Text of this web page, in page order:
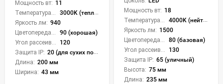
Мощность вт: 11
3000K (теплый)
Яркость лм: 940
90 (хорошая)
120
Защита IP: 20 (для сухих пом.)
Длина: 200 мм
Ширина: 43 мм
Мощность вт: 18
Температура света:
4000K (нейтральный)
Яркость лм: 1500
Цветопередача (CRI):
80 (базовая)
Угол рассеивания света °:
130
Защита IP: 65 (уличный)
Высота: 75 мм
Длина: 235 мм